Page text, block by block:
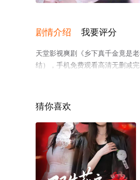
剧情介绍 我要评分
天堂影视爽剧《乡下真千金竟是
结），手机免费观看高清无删减
猜你喜欢